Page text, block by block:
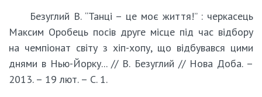
Безуглий В. “Танці – це моє життя!” : черкасець
Максим Оробець посів друге місце під час відбору
на чемпіонат світу з хіп-хопу, що відбувався цими
днями в Нью-Йорку... // В. Безуглий // Нова Доба. –
2013. – 19 лют. – С. 1.